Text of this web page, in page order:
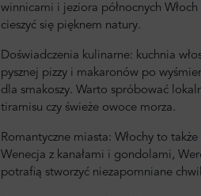
winnicami i jeziora północnych
cieszyć się pięknem natury.
Doświadczenia kulinarne: kuchnia
pysznej pizzy i makaronów po
dla smakoszy. Warto spróbować
tiramisu czy świeże owoce morza.
Romantyczne miasta: Włochy to
Wenecja z kanałami i gondolami,
potrafią stworzyć niezapomniane